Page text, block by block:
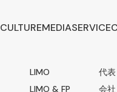
CULTUREMEDIA
LIMO
LIMO & FP
SERVICE
代
会社